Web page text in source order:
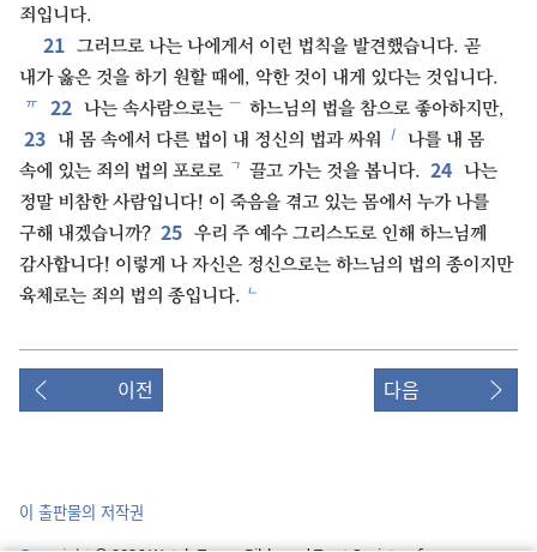
죄입니다.
21 그러므로 나는 나에게서 이런 법칙을 발견했습니다. 곧
내가 옳은 것을 하기 원할 때에, 악한 것이 내게 있다는 것입니다.
ㅠ 22 나는 속사람으로는 ㅡ 하느님의 법을 참으로 좋아하지만,
23 내 몸 속에서 다른 법이 내 정신의 법과 싸워 ㅣ
나를 내 몸
속에 있는 죄의 법의 포로로 ㄱ 끌고 가는 것을 봅니다. 24 나는
정말 비참한 사람입니다! 이 죽음을 겪고 있는 몸에서 누가 나를
구해 내겠습니까? 25 우리 주 예수 그리스도로 인해 하느님께
감사합니다! 이렇게 나 자신은 정신으로는 하느님의 법의 종이지만
육체로는 죄의 법의 종입니다. ㄴ
이전 다음
이 출판물의 저작권